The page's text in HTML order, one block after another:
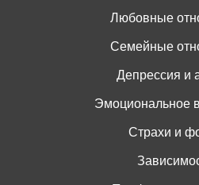
Любовные
Семейные
Депрессия и
Эмоциональное
Страхи и